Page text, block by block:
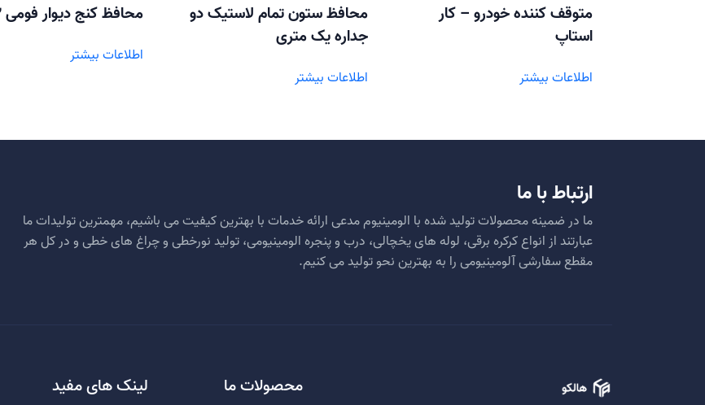
متوقف کننده خودرو – کار
استاپ
اطلاعات بیشتر
محافظ ستون تمام لاستیک دو
جداره یک متری
اطلاعات بیشتر
محافظ کنج دیوار فومی 2 متری
اطلاعات بیشتر
ارتباط با ما
ما در ضمینه محصولات تولید شده با الومینیوم مدعی ارائه خدمات با بهترین کیفیت می باشیم، مهمترین تولیدات ما
عبارتند از انواع کرکره برقی، لوله های یخچالی، درب و پنجره الومینیومی، تولید نورخطی و چراغ های خطی و در کل هر
مقطع سفارشی آلومینیومی را به بهترین نحو تولید می کنیم.
محصولات ما لینک های مفید